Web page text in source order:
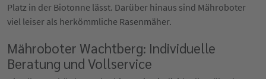
Platz in der Biotonne lässt. Darüber hinaus sind Mähroboter
viel leiser als herkömmliche Rasenmäher.
Mähroboter Wachtberg: Individuelle
Beratung und Vollservice